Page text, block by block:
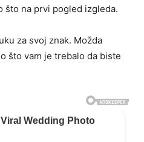
što na prvi pogled izgleda.
za svoj znak. Možda
što vam je trebalo da biste